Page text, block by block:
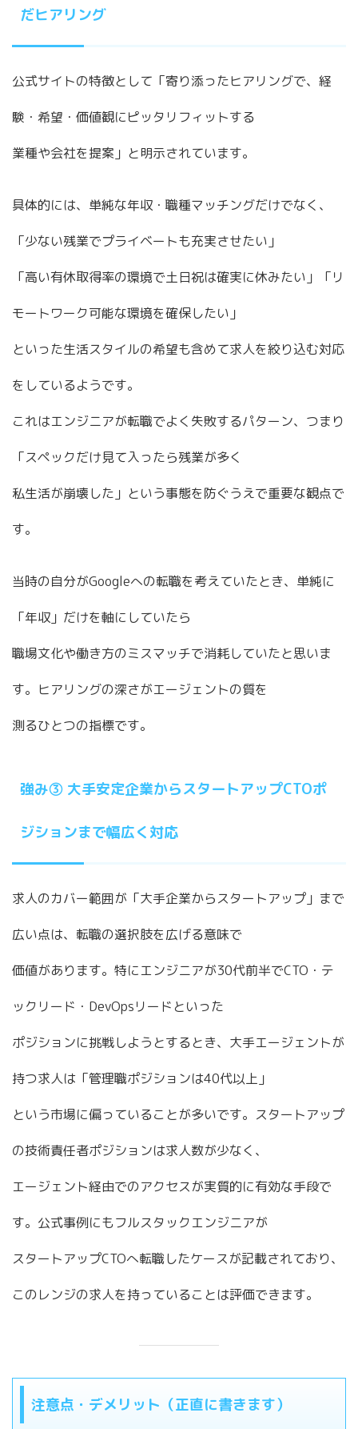
だヒアリング
公式サイトの特徴として「寄り添ったヒアリングで、経
験・希望・価値観にピッタリフィットする
業種や会社を提案」と明示されています。
具体的には、単純な年収・職種マッチングだけでなく、
「少ない残業でプライベートも充実させたい」
「高い有休取得率の環境で土日祝は確実に休みたい」「リ
モートワーク可能な環境を確保したい」
といった生活スタイルの希望も含めて求人を絞り込む対応
をしているようです。
これはエンジニアが転職でよく失敗するパターン、つまり
「スペックだけ見て入ったら残業が多く
私生活が崩壊した」という事態を防ぐうえで重要な観点で
す。
当時の自分がGoogleへの転職を考えていたとき、単純に
「年収」だけを軸にしていたら
職場文化や働き方のミスマッチで消耗していたと思いま
す。ヒアリングの深さがエージェントの質を
測るひとつの指標です。
強み③ 大手安定企業からスタートアップCTOポ
ジションまで幅広く対応
求人のカバー範囲が「大手企業からスタートアップ」まで
広い点は、転職の選択肢を広げる意味で
価値があります。特にエンジニアが30代前半でCTO・テ
ックリード・DevOpsリードといった
ポジションに挑戦しようとするとき、大手エージェントが
持つ求人は「管理職ポジションは40代以上」
という市場に偏っていることが多いです。スタートアップ
の技術責任者ポジションは求人数が少なく、
エージェント経由でのアクセスが実質的に有効な手段で
す。公式事例にもフルスタックエンジニアが
スタートアップCTOへ転職したケースが記載されており、
このレンジの求人を持っていることは評価できます。
注意点・デメリット（正直に書きます）